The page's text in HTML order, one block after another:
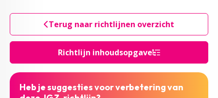
Richtlijn inhoudsopgave
Terug naar richtlijnen overzicht
Heb je suggesties voor verbetering van